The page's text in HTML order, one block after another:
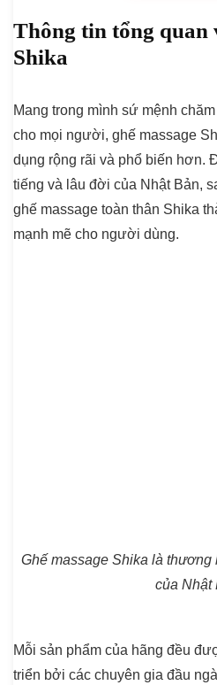
Thông tin tổng quan
Shika
Mang trong mình sứ mệnh
cho mọi người, ghế massage
dụng rộng rãi và phổ biến hơn.
tiếng và lâu đời của Nhật Bản,
ghế massage toàn thân Shika
mạnh mẽ cho người dùng.
Ghế massage Shika là
của Nhật
Mỗi sản phẩm của hãng đều
triển bởi các chuyên gia đầu